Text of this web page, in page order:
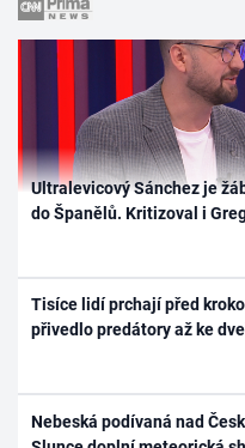
Ultralevicový Sánchez je
do Španělů. Kritizoval i
Tisíce lidí prchají před
přivedlo predátory až ke
Nebeská podívaná nad